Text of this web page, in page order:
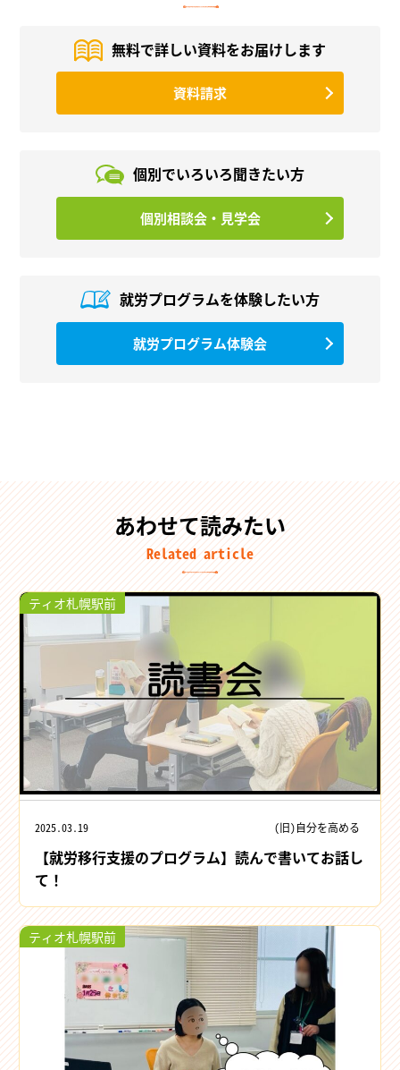
無料で詳しい資料をお届けします
資料請求
個別でいろいろ聞きたい方
個別相談会・見学会
就労プログラムを体験したい方
就労プログラム体験会
あわせて読みたい
Related article
ティオ札幌駅前
2025.03.19 (旧)自分を高める
【就労移行支援のプログラム】読んで書いてお話し
て！
ティオ札幌駅前